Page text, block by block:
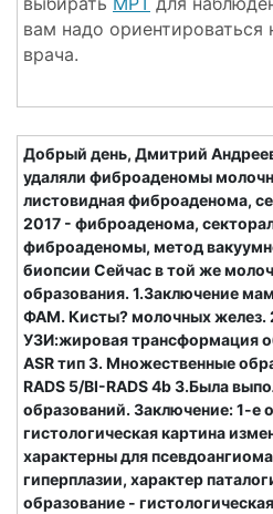
вам надо ориентироваться
врача.
Добрый день, Дмитрий
удаляли фиброаденомы
листовидная фиброаденома,
2017 - фиброаденома,
фиброаденомы, метод
биопсии Сейчас в той же
образования. 1.Заключение
ФАМ. Кисты? молочных желез.
УЗИ:жировая трансформация
ASR тип 3. Множественные
RADS 5/BI-RADS 4b 3.Была
образований. Заключение: 1-е
гистологическая картина
характерны для
гиперплазии, характер
образование -